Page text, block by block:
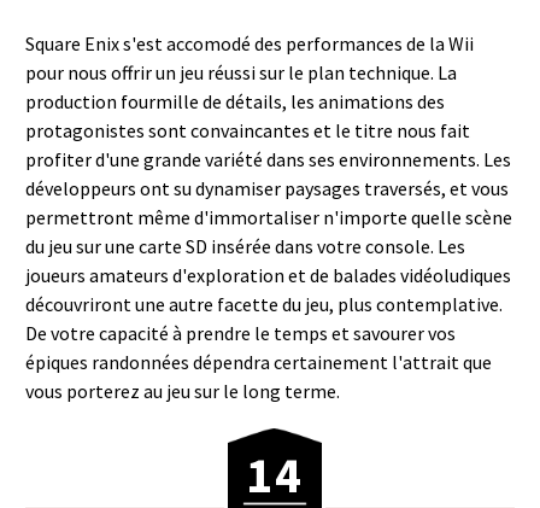
Square Enix s'est accomodé des performances de la Wii
pour nous offrir un jeu réussi sur le plan technique. La
production fourmille de détails, les animations des
protagonistes sont convaincantes et le titre nous fait
profiter d'une grande variété dans ses environnements. Les
développeurs ont su dynamiser paysages traversés, et vous
permettront même d'immortaliser n'importe quelle scène
du jeu sur une carte SD insérée dans votre console. Les
joueurs amateurs d'exploration et de balades vidéoludiques
découvriront une autre facette du jeu, plus contemplative.
De votre capacité à prendre le temps et savourer vos
épiques randonnées dépendra certainement l'attrait que
vous porterez au jeu sur le long terme.
14